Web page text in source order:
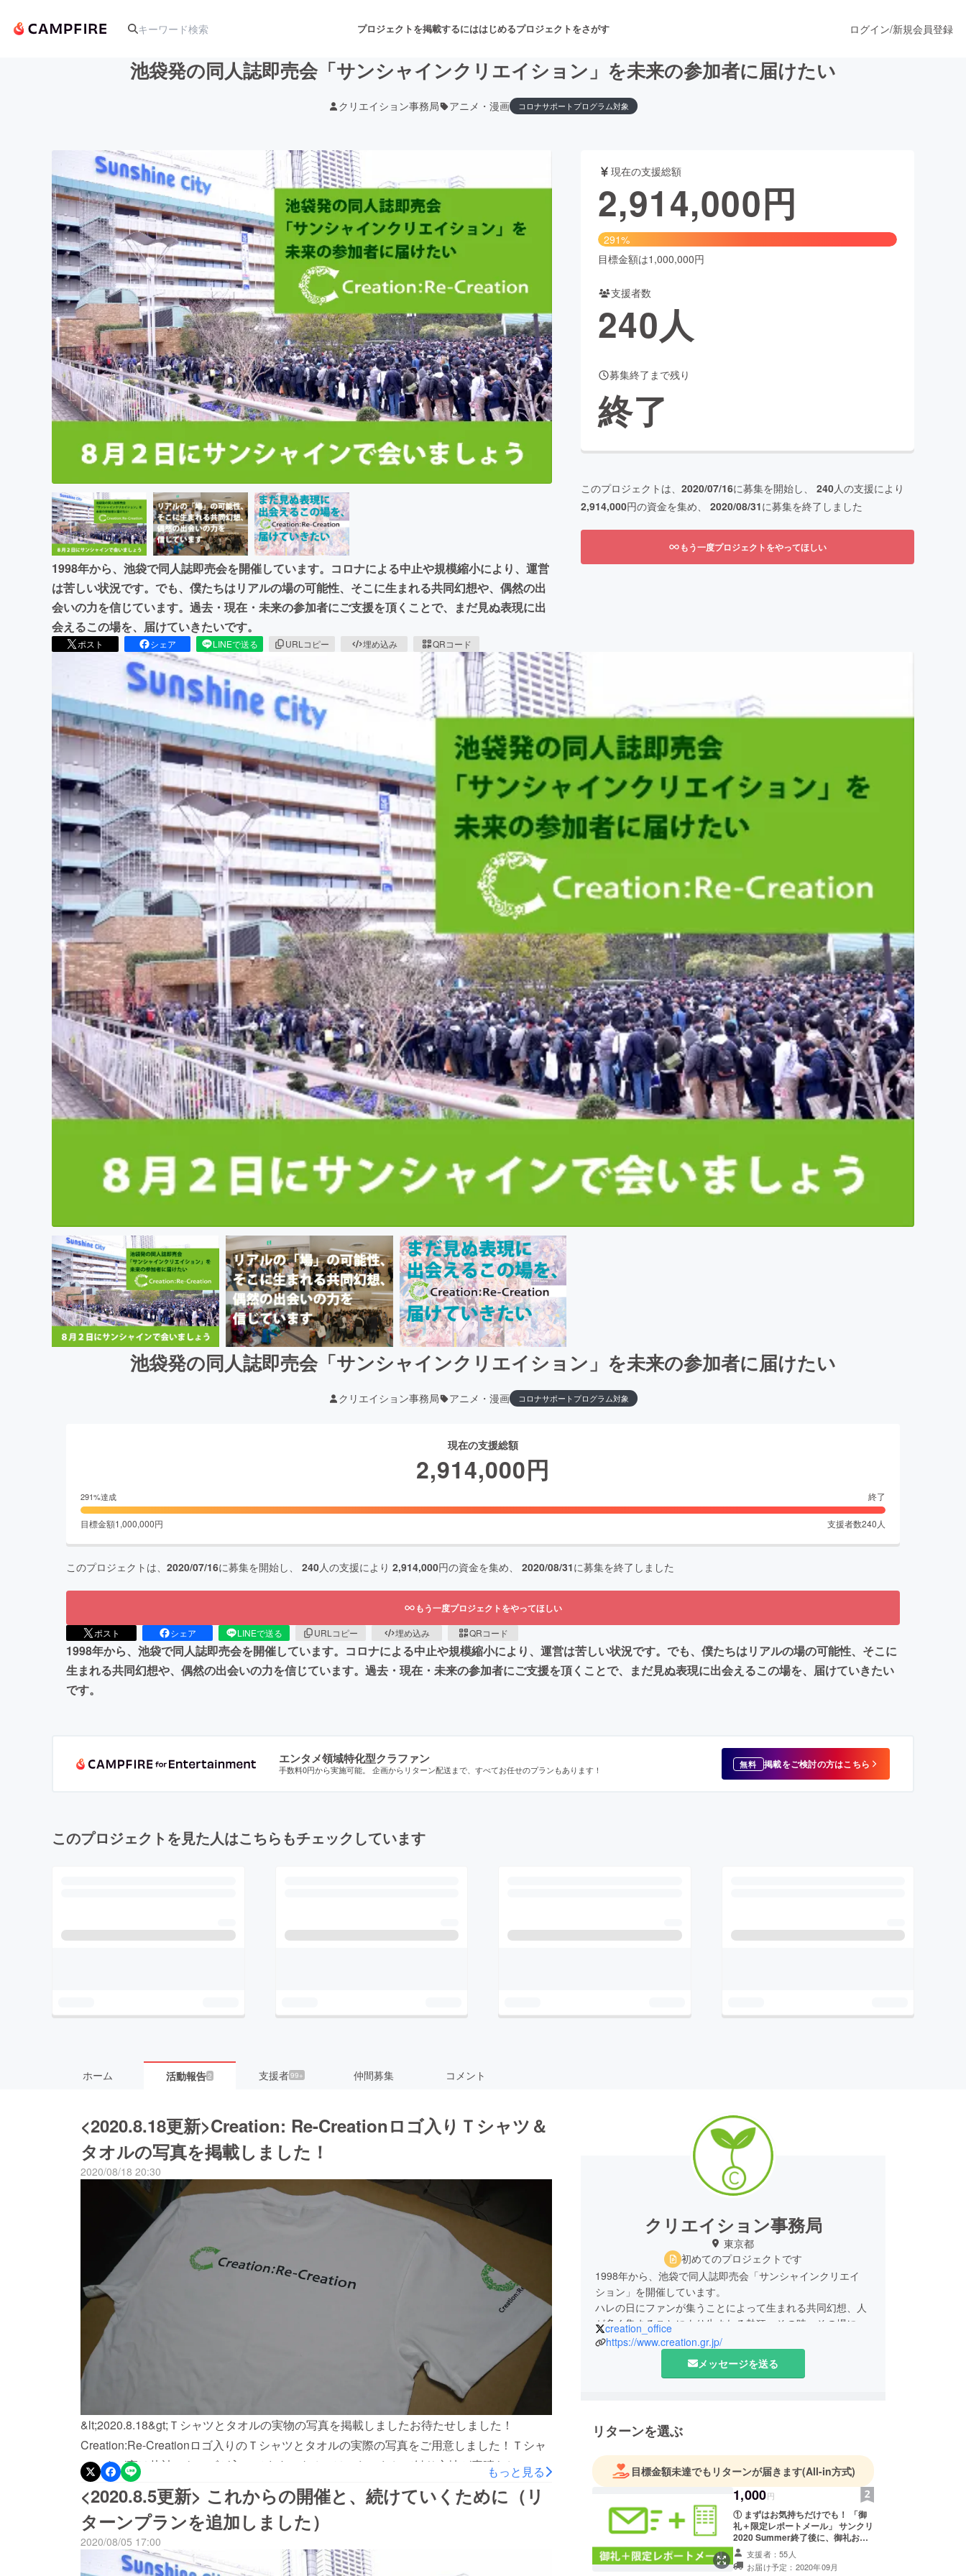
プロジェクトを掲載するにははじめるプロジェクトをさがす
アート・写真 音楽 舞台・パフォーマンス
テクノロジー・ガジェット ゲーム・サービス開発 フード・飲食店 ファッション
映像・映画 書籍・雑誌出版
ビジネス・起業 チャレンジ ビューティー・ヘルスケア
まちづくり・地域活性化
CAMPFIRE for Social GoodCAMPFIRE Creation
CAMPFIREふるさと納税machi-yaコミュニティ
ログイン/新規会員登録
池袋発の同人誌即売会「サンシャインクリエイション」を未来の参加者に届けたい
クリエイション事務局 アニメ・漫画 コロナサポートプログラム対象
1998年から、池袋で同人誌即売会を開催しています。コロナによる中止や規模縮小により、運営
は苦しい状況です。でも、僕たちはリアルの場の可能性、そこに生まれる共同幻想や、偶然の出
会いの力を信じています。過去・現在・未来の参加者にご支援を頂くことで、まだ見ぬ表現に出
会えるこの場を、届けていきたいです。
ポスト シェア LINEで送る URLコピー 埋め込み QRコード
現在の支援総額
2,914,000円
291%
目標金額は1,000,000円
支援者数
240人
募集終了まで残り
終了
このプロジェクトは、 2020/07/16に募集を開始し、 240人の支援により
2,914,000円の資金を集め、 2020/08/31に募集を終了しました
もう一度プロジェクトをやってほしい
池袋発の同人誌即売会「サンシャインクリエイション」を未来の参加者に届けたい
クリエイション事務局 アニメ・漫画 コロナサポートプログラム対象
現在の支援総額
2,914,000円
291%達成 終了
目標金額1,000,000円 支援者数240 人
このプロジェクトは、 2020/07/16に募集を開始し、 240人の支援により 2,914,000円の資金を集め、 2020/08/31に募集を終了しました
もう一度プロジェクトをやってほしい
ポスト シェア LINEで送る URLコピー 埋め込み QRコード
1998年から、池袋で同人誌即売会を開催しています。コロナによる中止や規模縮小により、運営は苦しい状況です。でも、僕たちはリアルの場の可能性、そこに
生まれる共同幻想や、偶然の出会いの力を信じています。過去・現在・未来の参加者にご支援を頂くことで、まだ見ぬ表現に出会えるこの場を、届けていきたい
です。
エンタメ領域特化型クラファン
手数料0円から実施可能。 企画からリターン配送まで、すべてお任せのプランもあります！ 無料 掲載をご検討の方はこちら
このプロジェクトを見た人はこちらもチェックしています
ホーム 活動報告2 支援者99+ 仲間募集 コメント
<2020.8.18更新>Creation: Re-Creationロゴ入りＴシャツ＆
タオルの写真を掲載しました！
2020/08/18 20:30
&lt;2020.8.18&gt;Ｔシャツとタオルの実物の写真を掲載しましたお待たせしました！
Creation:Re-Creationロゴ入りのＴシャツとタオルの実際の写真をご用意しました！Ｔシャ
ツですが実は片袖にもロゴが入ってます！タオルはふわふわして触り心地が素晴らしいので
すが、伝わるでしょうか？Creation: Re-Creationロゴ入りＴシャツ（表）Creation: Re-
Creationロゴ入りＴシャツ（裏）Creation: Re-Creationロゴ入りタオル
もっと見る
<2020.8.5更新> これからの開催と、続けていくために（リ
ターンプランを追加しました）
2020/08/05 17:00
クリエイション事務局
東京都
初めてのプロジェクトです
1998年から、池袋で同人誌即売会「サンシャインクリエイ
ション」を開催しています。
ハレの日にファンが集うことによって生まれる共同幻想、人
が多く集まることにより生まれる熱狂、その時・その場にし
かないという焦燥感、そして作家さんや本との偶然の出会い
――ここにはさまざまな楽しさが満ちています。
もちろん社会の中で開催している以上、十分な対策は必要で
社・同人書店・会場といった方々と共存共栄を図り、この楽
に「開催する」という選択にたどり着きました。
ここで「新しい様式」の同人誌即売会への手がかりを捉え、
未来の参加者にクリエイションを届けていいきたいと思いま
す！
そういう中で掲げた「Creation: Re-Creation」には、同人文
化を「表現の場を、再び参加者と一緒に作り上げる」「参加
者とハレの日を祝い、みなで楽しむ」という想いを込めまし
creation_office
https://www.creation.gr.jp/
メッセージを送る
リターンを選ぶ
目標金額未達でもリターンが届きます(All-in方式)
1,000円
① まずはお気持ちだけでも！ 「御
礼＋限定レポートメール」 サンクリ
2020 Summer終了後に、御礼およ
び代表書き下ろしの当日レポートを
メールでお送りします。ここだけの
裏話がお伝えできればと！ ご希望さ
支援者：55人
お届け予定：2020年09月